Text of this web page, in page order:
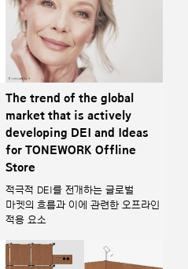
The trend of the global
market that is actively
developing DEI and Ideas
for TONEWORK Offline
Store
적극적 DEI를 전개하는 글로벌
마켓의 흐름과 이에 관련한 오프라인
적용 요소